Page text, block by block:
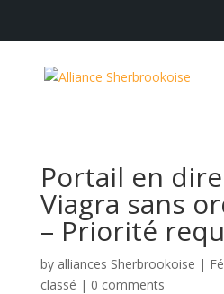
Portail en
Viagra sans
– Priorité
by alliances Sherbrookoise |
classé | 0 comments